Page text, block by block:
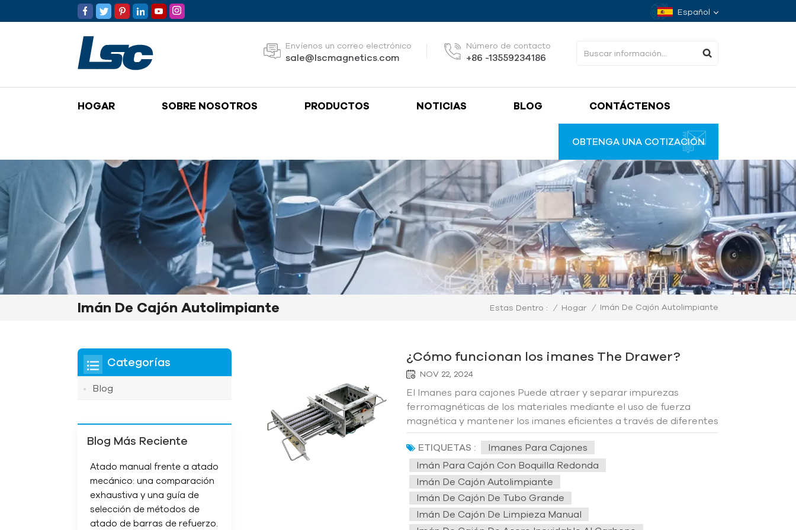
Español
Envíenos un correo electrónico
sale@lscmagnetics.com
Número de contacto
+86 -13559234186
HOGAR SOBRE NOSOTROS PRODUCTOS NOTICIAS BLOG CONTÁCTENOS
OBTENGA UNA COTIZACIÓN
Imán De Cajón Autolimpiante Estas Dentro : / Hogar / Imán De Cajón Autolimpiante
¿Cómo funcionan los imanes The Drawer?
NOV 22, 2024
El Imanes para cajones Puede atraer y separar impurezas
ferromagnéticas de los materiales mediante el uso de fuerza
magnética y mantener los imanes eficientes a través de diferentes
mecanismos de limpieza. Esto ayuda a mejorar la pureza de los
productos y proteger los equipos posteriores en la...
ETIQUETAS :
Imanes Para Cajones
Imán Para Cajón Con Boquilla Redonda
Imán De Cajón Autolimpiante
Imán De Cajón De Tubo Grande
Imán De Cajón De Limpieza Manual
Categorías
Blog
Blog Más Reciente
Atado manual frente a atado
mecánico: una comparación
exhaustiva y una guía de
selección de métodos de
atado de barras de refuerzo.